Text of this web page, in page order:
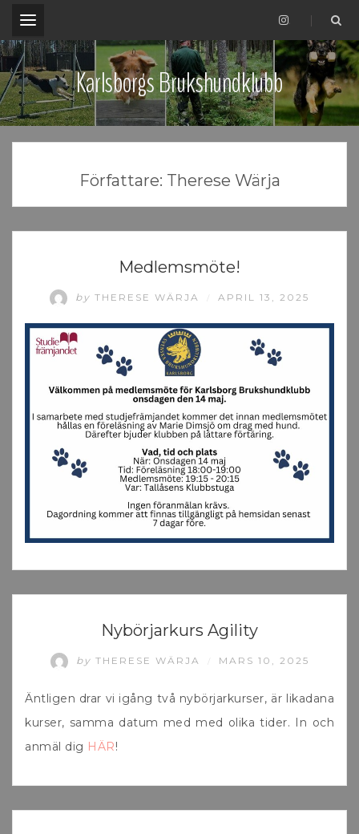
.
Karlsborgs Brukshundklubb
Författare: Therese Wärja
Medlemsmöte!
by THERESE WÄRJA APRIL 13, 2025
UNCATEGORIZEDNybörjarkurs Agility
by THERESE WÄRJA MARS 10, 2025
Äntligen drar vi igång två nybörjarkurser, är likadana
kurser, samma datum med med olika tider. In och
anmäl dig HÄR!